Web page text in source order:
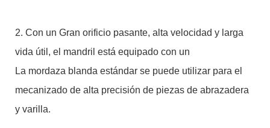
2. Con un Gran orificio pasante, alta velocidad y larga
vida útil, el mandril está equipado con un
La mordaza blanda estándar se puede utilizar para el
mecanizado de alta precisión de piezas de abrazadera
y varilla.